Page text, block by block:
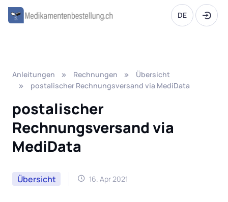
DE
Anleitungen Rechnungen
Übersicht
postalischer Rechnungsversand via MediData
postalischer
Rechnungsversand via
MediData
Übersicht 16. Apr 2021